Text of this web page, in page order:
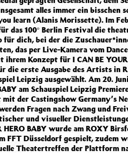
alles immer ein bisschen
learn (Alanis Morissette). Im
das 100° Berlin Festival die
dich, bei der die
das per Live-Kamera vom
Konzept für I CAN BE YOUR
die erste Ausgabe des Artists in
Leipzig ausgewählt. Am 20.
am Schauspiel Leipzig
der Castingshow Germany’s
Fragen nach Zwang und
und visueller
HERO BABY wurde am ROXY
FFT Düsseldorf gespielt, zudem
Theatertreffen der Plattform